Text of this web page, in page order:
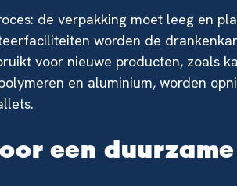
de verpakking moet leeg en
worden de
voor nieuwe producten, zoals
en aluminium, worden
een